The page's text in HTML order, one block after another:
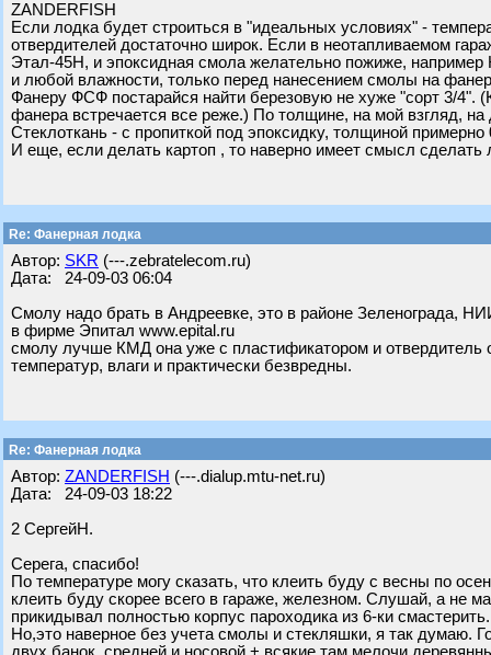
ZANDERFISH
Если лодка будет строиться в "идеальных условиях" -
отвердителей достаточно широк. Если в неотапливаемом
Этал-45Н, и эпоксидная смола желательно пожиже,
и любой влажности, только перед нанесением смолы на
Фанеру ФСФ постарайся найти березовую не хуже "сорт 3/
фанера встречается все реже.) По толщине, на мой взгляд,
Стеклоткань - с пропиткой под эпоксидку, толщиной
И еще, если делать картоп , то наверно имеет смысл
Re: Фанерная лодка
Автор: SKR (---.zebratelecom.ru)
Дата: 24-09-03 06:04
Смолу надо брать в Андреевке, это в районе Зеленограда,
в фирме Эпитал www.epital.ru
смолу лучше КМД она уже с пластификатором и отвердитель
температур, влаги и практически безвредны.
Re: Фанерная лодка
Автор: ZANDERFISH (---.dialup.mtu-net.ru)
Дата: 24-09-03 18:22
2 СергейН.
Серега, спасибо!
По температуре могу сказать, что клеить буду с весны по
клеить буду скорее всего в гараже, железном. Слушай, а не
прикидывал полностью корпус пароходика из 6-ки
Но,это наверное без учета смолы и стекляшки, я так думаю.